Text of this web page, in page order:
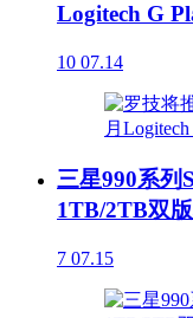
Logitech G
10 07.14
三星990系列
1TB/2TB双
7 07.15